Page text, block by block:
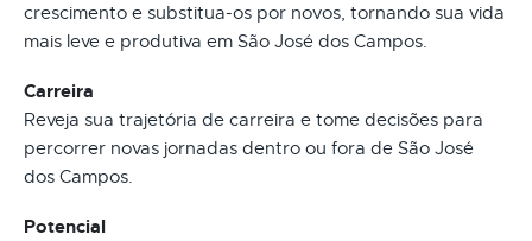
crescimento e substitua-os por novos, tornando sua vida
mais leve e produtiva em São José dos Campos.
Carreira
Reveja sua trajetória de carreira e tome decisões para
percorrer novas jornadas dentro ou fora de São José
dos Campos.
Potencial